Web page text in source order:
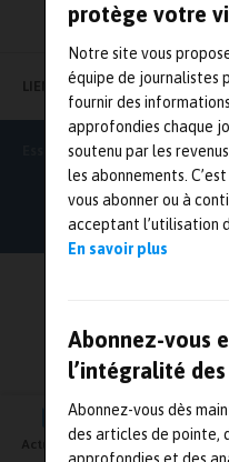
protège votre
Notre site vous
équipe de journalistes
fournir des
approfondies chaque
soutenu par les
les abonnements.
vous abonner ou à
acceptant l’utilisation
En savoir plus
Abonnez-vous
l’intégralité
Abonnez-vous dès
des articles de pointe,
Actualités Agenda
LIENS UTILES
Essais Simulations & Mesures